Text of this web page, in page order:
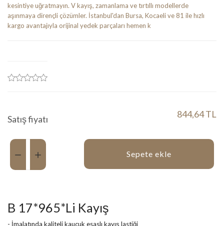
Satış fiyatı 844,64 TL
Miktar:
Sepete ekle
B 17*965*Li Kayış
- İmalatında kaliteli kauçuk esaslı kayış lastiği